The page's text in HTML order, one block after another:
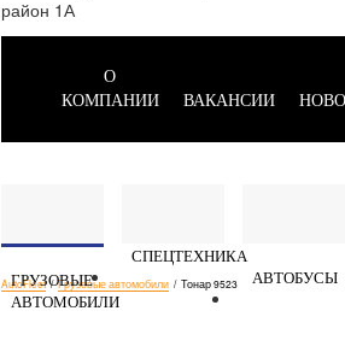
район 1А
О
КОМПАНИИ
ВАКАНСИИ
ГРУЗОВЫЕ
АВТОМОБИЛИ
СПЕЦТЕХНИКА
АВТОБУСЫ
AutoFleet / Грузовые автомобили / Тонар 9523